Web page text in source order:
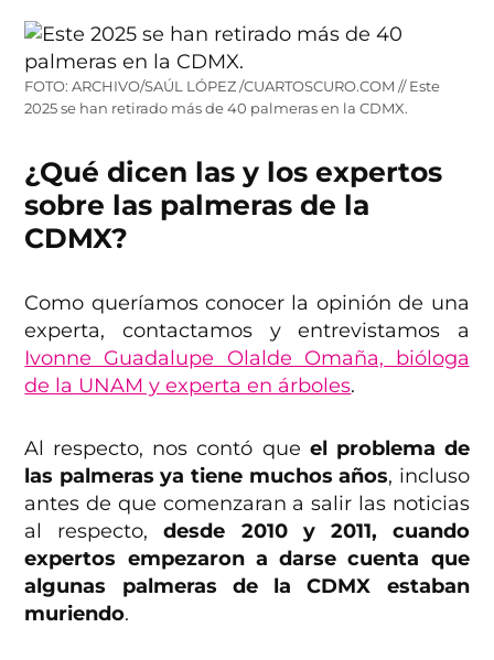
FOTO: ARCHIVO/SAÚL LÓPEZ /CUARTOSCURO.COM // Este
2025 se han retirado más de 40 palmeras en la CDMX.
¿Qué dicen las y los expertos
sobre las palmeras de la
CDMX?
Como queríamos conocer la opinión de una
experta, contactamos y entrevistamos a
Ivonne Guadalupe Olalde Omaña, bióloga
de la UNAM y experta en árboles.
Al respecto, nos contó que el problema de
las palmeras ya tiene muchos años, incluso
antes de que comenzaran a salir las noticias
al respecto,desde 2010 y 2011, cuando
expertos empezaron a darse cuenta que
algunas palmeras de la CDMX estaban
muriendo.